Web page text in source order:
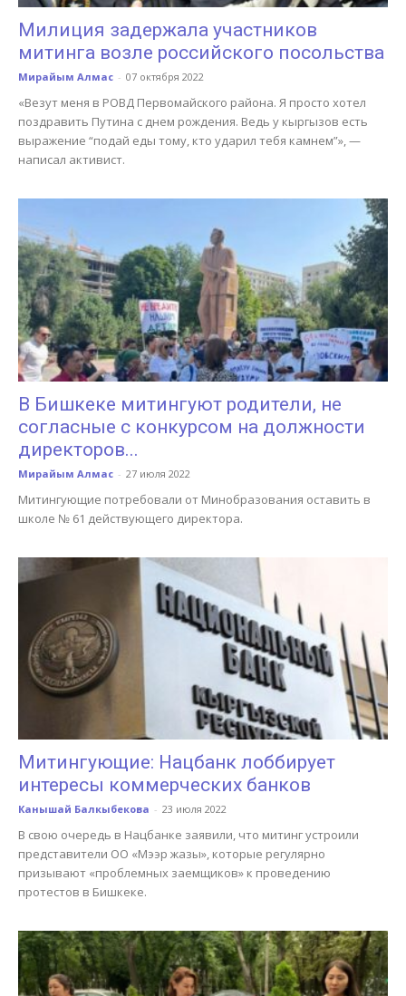
Милиция задержала участников
митинга возле российского посольства
Мирайым Алмас - 07 октября 2022
«Везут меня в РОВД Первомайского района. Я просто хотел
поздравить Путина с днем рождения. Ведь у кыргызов есть
выражение “подай еды тому, кто ударил тебя камнем”», —
написал активист.
В Бишкеке митингуют родители, не
согласные с конкурсом на должности
директоров...
Мирайым Алмас - 27 июля 2022
Митингующие потребовали от Минобразования оставить в
школе № 61 действующего директора.
Митингующие: Нацбанк лоббирует
интересы коммерческих банков
Канышай Балкыбекова - 23 июля 2022
В свою очередь в Нацбанке заявили, что митинг устроили
представители ОО «Мээр жазы», которые регулярно
призывают «проблемных заемщиков» к проведению
протестов в Бишкеке.